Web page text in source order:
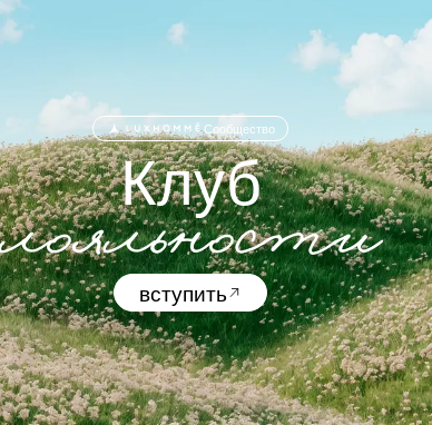
Сообщество
Клуб
лояльности
вступить